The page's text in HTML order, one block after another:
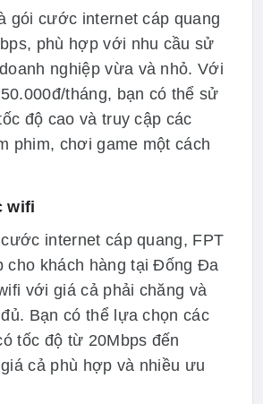
gói cước internet cáp quang
phù hợp với nhu cầu sử
nghiệp vừa và nhỏ. Với
tháng, bạn có thể sử
độ cao và truy cập các
phim, chơi game một cách
wifi
internet cáp quang, FPT
cho khách hàng tại Đống Đa
với giá cả phải chăng và
Bạn có thể lựa chọn các
tốc độ từ 20Mbps đến
cả phù hợp và nhiều ưu